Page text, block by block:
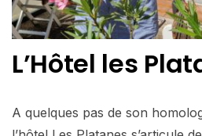
L’Hôtel les
A quelques pas de son